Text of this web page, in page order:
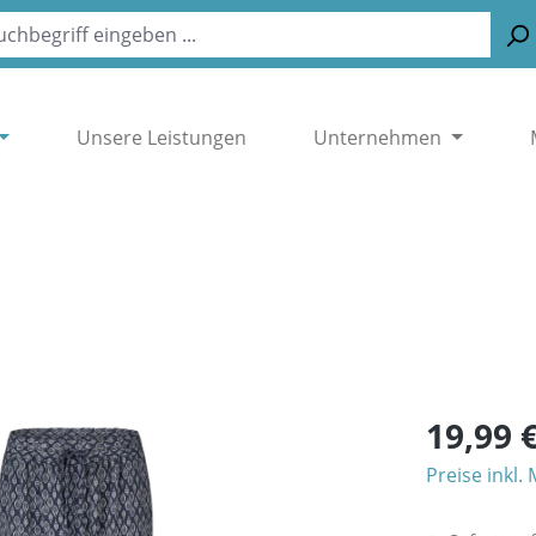
Unsere Leistungen Unternehmen
19,99
Preise inkl.